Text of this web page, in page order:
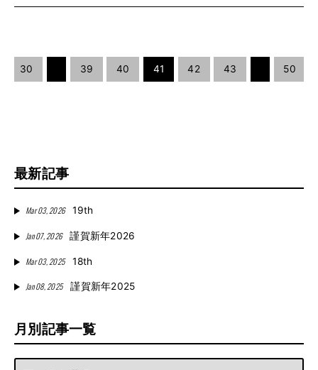
30 39 40 41 42 43 50
最新記事
Mar 03, 2026 19th
Jan 07, 2026 謹賀新年2026
Mar 03, 2025 18th
Jan 08, 2025 謹賀新年2025
月別記事一覧